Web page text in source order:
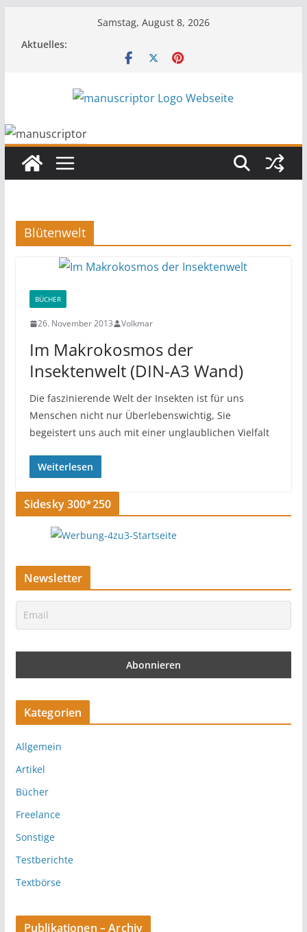
Samstag, August 8, 2026
Aktuelles:
Blütenwelt
BÜCHER
26. November 2013 Volkmar
Im Makrokosmos der
Insektenwelt (DIN-A3 Wand)
Die faszinierende Welt der Insekten ist für uns
Menschen nicht nur Überlebenswichtig, Sie
begeistert uns auch mit einer unglaublichen Vielfalt
Weiterlesen
Sidesky 300*250
Newsletter
Kategorien
Allgemein
Artikel
Bücher
Freelance
Sonstige
Testberichte
Textbörse
Publikationen – Archiv